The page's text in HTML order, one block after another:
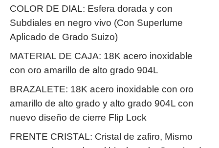
COLOR DE DIAL: Esfera dorada y con
Subdiales en negro vivo (Con Superlume
Aplicado de Grado Suizo)
MATERIAL DE CAJA: 18K acero inoxidable
con oro amarillo de alto grado 904L
BRAZALETE: 18K acero inoxidable con oro
amarillo de alto grado y alto grado 904L con
nuevo diseño de cierre Flip Lock
FRENTE CRISTAL: Cristal de zafiro, Mismo